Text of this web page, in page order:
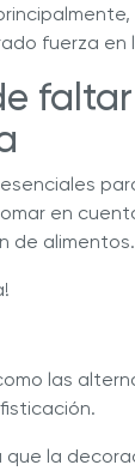
fuerza en
en
de alimentos.
las
que la